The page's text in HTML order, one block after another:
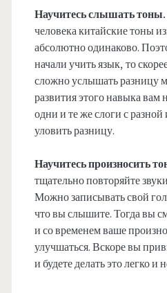
Научитесь слышать тоны.
человека китайские тоны
абсолютно одинаково.
начали учить язык, то
сложно услышать разницу
развития этого навыка
одни и те же слоги с
уловить разницу.
Научитесь произносить
тщательно повторяйте
Можно записывать свой
что вы слышите. Тогда вы
и со временем ваше
улучшаться. Вскоре вы
и будете делать это легко